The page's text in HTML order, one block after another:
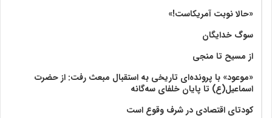
«حالا نوبت آمریکاست!»
سوگ خدایگان
از مسیح تا منجی
«موعود» با پرونده‌ای تاریخی به استقبال مبعث رفت: از حضرت
اسماعیل(ع) تا پایان خلفای سه‌گانه
کودتای اقتصادی در شرف وقوع است